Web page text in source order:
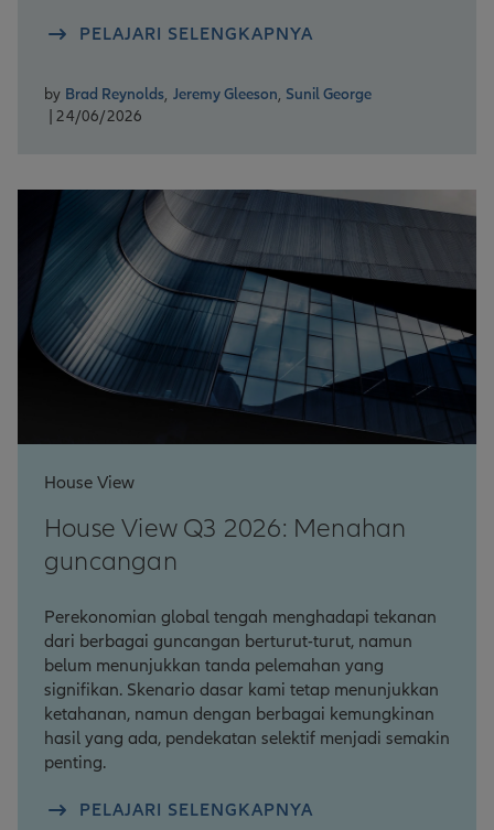
PELAJARI SELENGKAPNYA
by Brad Reynolds, Jeremy Gleeson, Sunil George
| 24/06/2026
House View
House View Q3 2026: Menahan
guncangan
Perekonomian global tengah menghadapi tekanan
dari berbagai guncangan berturut-turut, namun
belum menunjukkan tanda pelemahan yang
signifikan. Skenario dasar kami tetap menunjukkan
ketahanan, namun dengan berbagai kemungkinan
hasil yang ada, pendekatan selektif menjadi semakin
penting.
PELAJARI SELENGKAPNYA